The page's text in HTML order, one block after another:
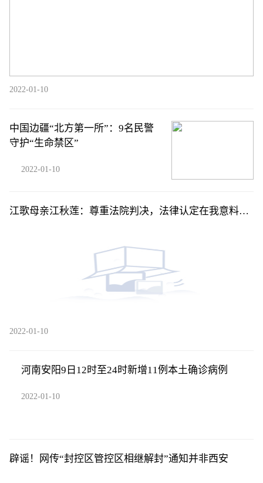
2022-01-10
中国边疆“北方第一所”：9名民警
守护“生命禁区”
2022-01-10
江歌母亲江秋莲：尊重法院判决，法律认定在我意料之
2022-01-10
河南安阳9日12时至24时新增11例本土确诊病例
2022-01-10
辟谣！网传“封控区管控区相继解封”通知并非西安